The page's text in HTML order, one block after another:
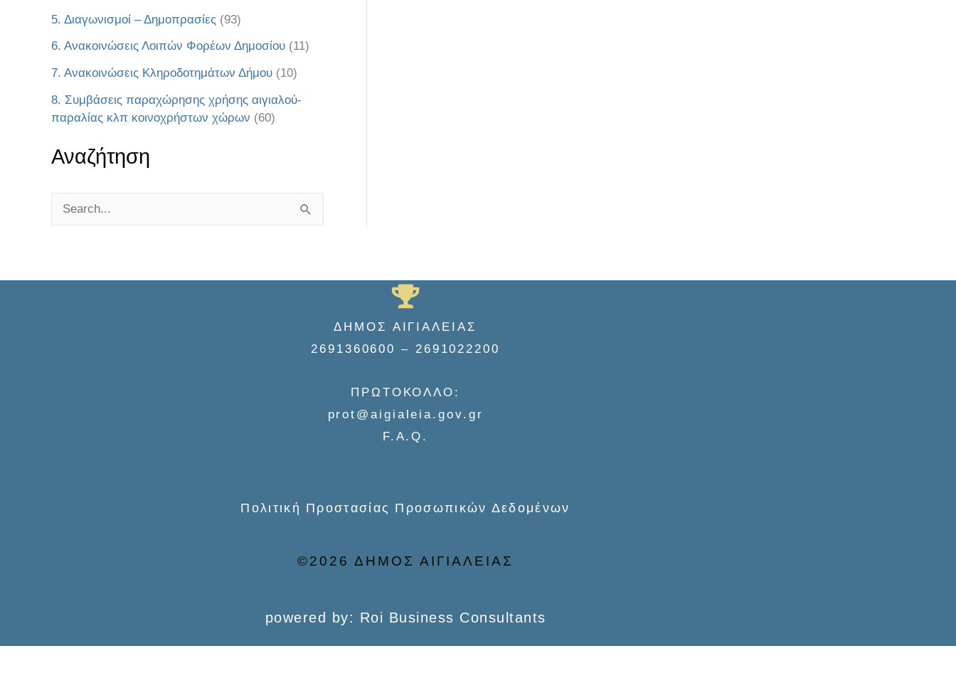
5. Διαγωνισμοί – Δημοπρασίες (93)
6. Ανακοινώσεις Λοιπών Φορέων Δημοσίου (11)
7. Ανακοινώσεις Κληροδοτημάτων Δήμου (10)
8. Συμβάσεις παραχώρησης χρήσης αιγιαλού-
παραλίας κλπ κοινοχρήστων χώρων (60)
Αναζήτηση
ΔΗΜΟΣ ΑΙΓΙΑΛΕΙΑΣ
2691360600 – 2691022200
ΠΡΩΤΟΚΟΛΛΟ:
prot@aigialeia.gov.gr
F.A.Q.
Πολιτική Προστασίας Προσωπικών Δεδομένων
©2026 ΔΗΜΟΣ ΑΙΓΙΑΛΕΙΑΣ
powered by: Roi Business Consultants